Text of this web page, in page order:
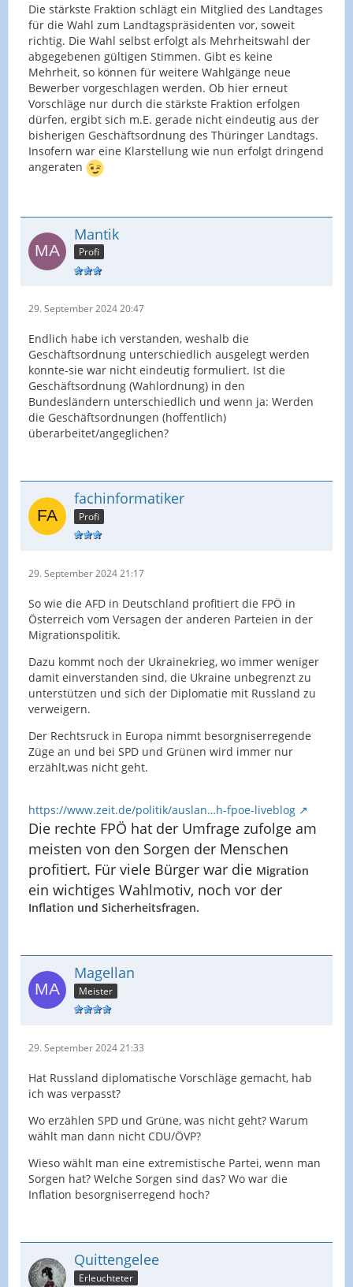
Die stärkste Fraktion schlägt ein Mitglied des Landtages
für die Wahl zum Landtagspräsidenten vor, soweit
richtig. Die Wahl selbst erfolgt als Mehrheitswahl der
abgegebenen gültigen Stimmen. Gibt es keine
Mehrheit, so können für weitere Wahlgänge neue
Bewerber vorgeschlagen werden. Ob hier erneut
Vorschläge nur durch die stärkste Fraktion erfolgen
dürfen, ergibt sich m.E. gerade nicht eindeutig aus der
bisherigen Geschäftsordnung des Thüringer Landtags.
Insofern war eine Klarstellung wie nun erfolgt dringend
angeraten
Mantik
Profi
29. September 2024 20:47
Endlich habe ich verstanden, weshalb die
Geschäftsordnung unterschiedlich ausgelegt werden
konnte-sie war nicht eindeutig formuliert. Ist die
Geschäftsordnung (Wahlordnung) in den
Bundesländern unterschiedlich und wenn ja: Werden
die Geschäftsordnungen (hoffentlich)
überarbeitet/angeglichen?
fachinformatiker
Profi
29. September 2024 21:17
So wie die AFD in Deutschland profitiert die FPÖ in
Österreich vom Versagen der anderen Parteien in der
Migrationspolitik.
Dazu kommt noch der Ukrainekrieg, wo immer weniger
damit einverstanden sind, die Ukraine unbegrenzt zu
unterstützen und sich der Diplomatie mit Russland zu
verweigern.
Der Rechtsruck in Europa nimmt besorgniserregende
Züge an und bei SPD und Grünen wird immer nur
erzählt,was nicht geht.
https://www.zeit.de/politik/auslan…h-fpoe-liveblog
Die rechte FPÖ hat der Umfrage zufolge am
meisten von den Sorgen der Menschen
profitiert. Für viele Bürger war die Migration
ein wichtiges Wahlmotiv, noch vor der
Inflation und Sicherheitsfragen.
Magellan
Meister
29. September 2024 21:33
Hat Russland diplomatische Vorschläge gemacht, hab
ich was verpasst?
Wo erzählen SPD und Grüne, was nicht geht? Warum
wählt man dann nicht CDU/ÖVP?
Wieso wählt man eine extremistische Partei, wenn man
Sorgen hat? Welche Sorgen sind das? Wo war die
Inflation besorgniserregend hoch?
Quittengelee
Erleuchteter